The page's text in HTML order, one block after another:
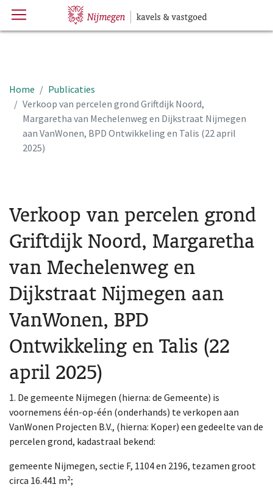
Menu Hoofdpagina
Home
Publicaties
Verkoop van percelen grond Griftdijk Noord,
Margaretha van Mechelenweg en Dijkstraat Nijmegen
aan VanWonen, BPD Ontwikkeling en Talis (22 april
2025)
Verkoop van percelen grond
Griftdijk Noord, Margaretha
van Mechelenweg en
Dijkstraat Nijmegen aan
VanWonen, BPD
Ontwikkeling en Talis (22
april 2025)
1. De gemeente Nijmegen (hierna: de Gemeente) is
voornemens één-op-één (onderhands) te verkopen aan
VanWonen Projecten B.V., (hierna: Koper) een gedeelte van de
percelen grond, kadastraal bekend:
gemeente Nijmegen, sectie F, 1104 en 2196, tezamen groot
circa 16.441 m²;